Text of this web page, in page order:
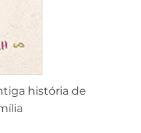
história de